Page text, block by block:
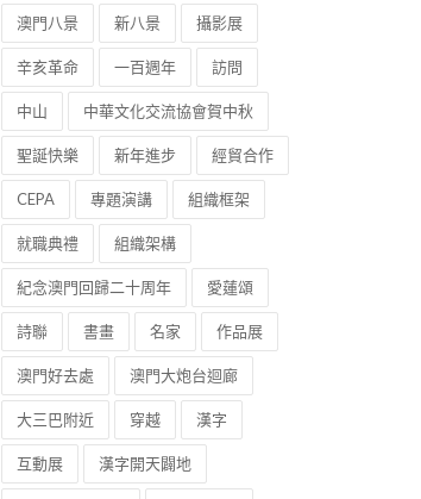
澳門八景 新八景 攝影展
辛亥革命 一百週年 訪問
中山 中華文化交流協會賀中秋
聖誕快樂 新年進步 經貿合作
CEPA 專題演講 組織框架
就職典禮 組織架構
紀念澳門回歸二十周年 愛蓮頌
詩聯 書畫 名家 作品展
澳門好去處 澳門大炮台迴廊
大三巴附近 穿越 漢字
互動展 漢字開天闢地